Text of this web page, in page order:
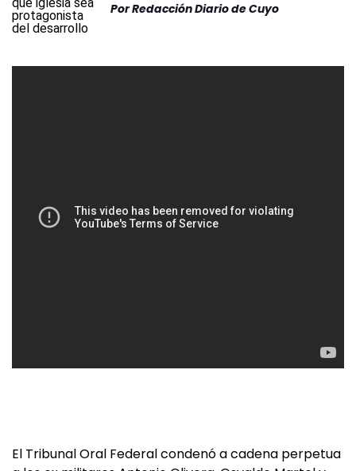
PorRedacción Diario de Cuyo
El Tribunal Oral Federal condenó a cadena perpetua